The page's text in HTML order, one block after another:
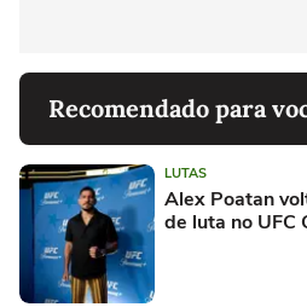
Recomendado para
LUTAS
Alex Poatan
de luta no UFC